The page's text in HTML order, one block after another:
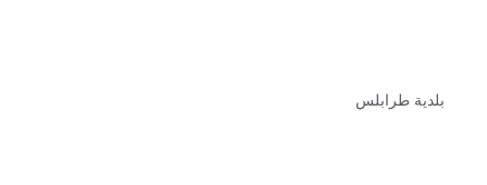
بلدية طرابلس